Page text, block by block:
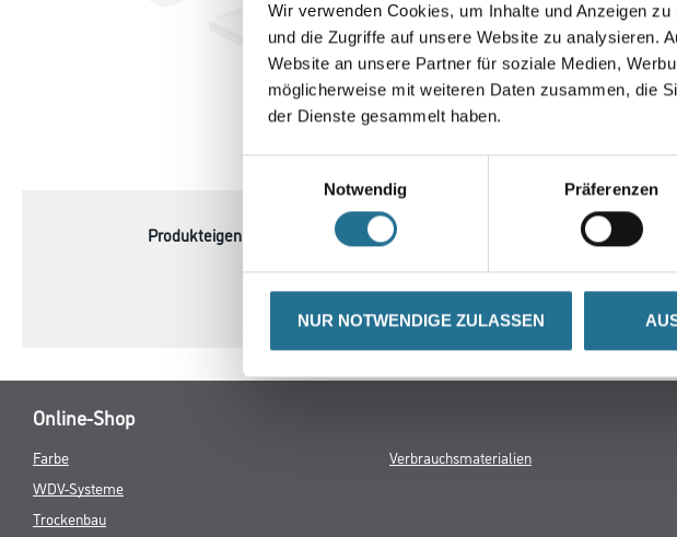
Wir verwenden Cookies, um Inhalte und Anzeigen
und die Zugriffe auf unsere Website zu analysieren.
Website an unsere Partner für soziale Medien,
möglicherweise mit weiteren Daten zusammen, die
der Dienste gesammelt haben.
Notwendig
Präferenzen
NUR NOTWENDIGE ZULASSEN
CURRENT
TAB:
PRODUKTEIGENSCHAFTEN
Produkteigenschaft
- Packungsinhalt 1 Stück
Online-Shop
Farbe
WDV-Systeme
Trockenbau
Verbrauchsmaterialien